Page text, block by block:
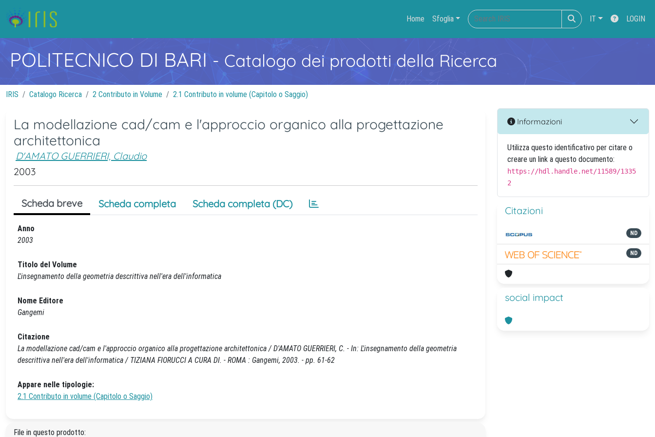
Home Sfoglia IT LOGIN
POLITECNICO DI BARI- Catalogo dei prodotti della Ricerca
IRIS Catalogo Ricerca 2 Contributo in Volume 2.1 Contributo in volume (Capitolo o Saggio)
La modellazione cad/cam e l'approccio organico alla progettazione
architettonica
D'AMATO GUERRIERI, Claudio
2003
Scheda breve Scheda completa Scheda completa (DC)
Anno
2003
Titolo del Volume
L'insegnamento della geometria descrittiva nell'era dell'informatica
Nome Editore
Gangemi
Citazione
La modellazione cad/cam e l'approccio organico alla progettazione architettonica / D'AMATO GUERRIERI, C. - In: L'insegnamento della geometria
descrittiva nell'era dell'informatica / TIZIANA FIORUCCI A CURA DI. - ROMA : Gangemi, 2003. - pp. 61-62
Appare nelle tipologie:
2.1 Contributo in volume (Capitolo o Saggio)
File in questo prodotto:
Informazioni
Utilizza questo identificativo per citare o
creare un link a questo documento:
https://hdl.handle.net/11589/1335
2
Citazioni
ND
ND
social impact